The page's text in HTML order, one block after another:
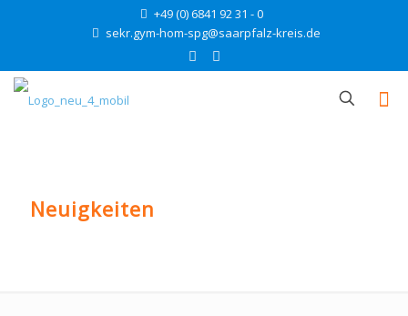
+49 (0) 6841 92 31 - 0
sekr.gym-hom-spg@saarpfalz-kreis.de
Neuigkeiten